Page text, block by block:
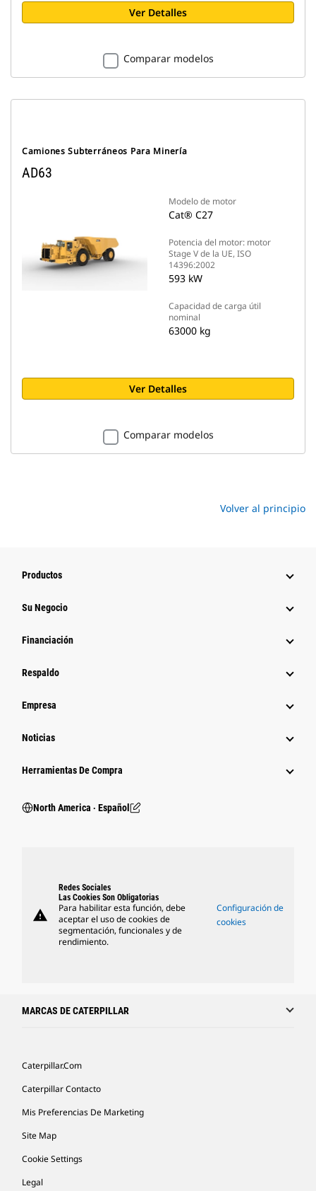
Ver Detalles
Comparar modelos
Camiones Subterráneos Para Minería
AD63
Modelo de motor
Cat® C27
Potencia del motor: motor
Stage V de la UE, ISO
14396:2002
593 kW
Capacidad de carga útil
nominal
63000 kg
Ver Detalles
Comparar modelos
Volver al principio
Productos
Su Negocio
Financiación
Respaldo
Empresa
Noticias
Herramientas De Compra
North America ‧ Español
warning
Redes Sociales
Las Cookies Son Obligatorias
Para habilitar esta función, debe
aceptar el uso de cookies de
segmentación, funcionales y de
rendimiento.
Configuración de
cookies
MARCAS DE CATERPILLAR
Caterpillar.com
Caterpillar Contacto
Mis Preferencias De Marketing
Site Map
Cookie Settings
Legal